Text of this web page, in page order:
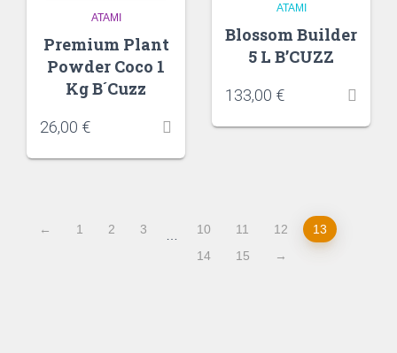
ATAMI
Premium Plant
Powder Coco 1
Kg B´Cuzz
26,00 €
ATAMI
Blossom Builder
5 L B’CUZZ
133,00 €
← 1 2 3 10 11 12
13
14
15 →